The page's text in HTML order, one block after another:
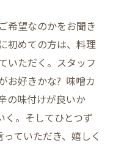
希望なのかをお聞き
初めての方は、料理
いただく。スタッフ
お好きかな? 味噌カ
の味付けが良いか
く。そしてひとつず
ていただき、嬉しく